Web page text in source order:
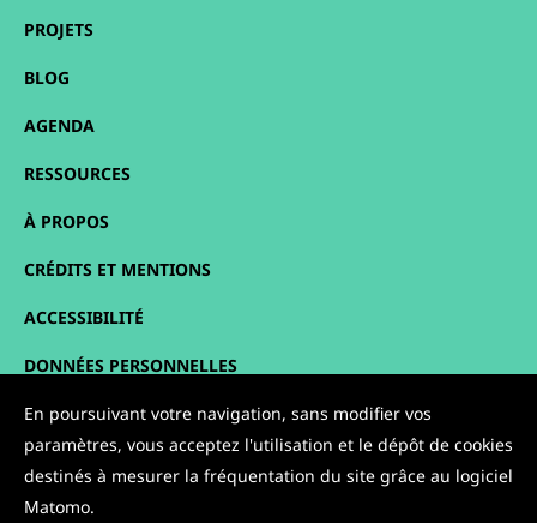
PROJETS
BLOG
AGENDA
RESSOURCES
À PROPOS
CRÉDITS ET MENTIONS
ACCESSIBILITÉ
DONNÉES PERSONNELLES
PLAN DU SITE
En poursuivant votre navigation, sans modifier vos
paramètres, vous acceptez l'utilisation et le dépôt de cookies
destinés à mesurer la fréquentation du site grâce au logiciel
Matomo.